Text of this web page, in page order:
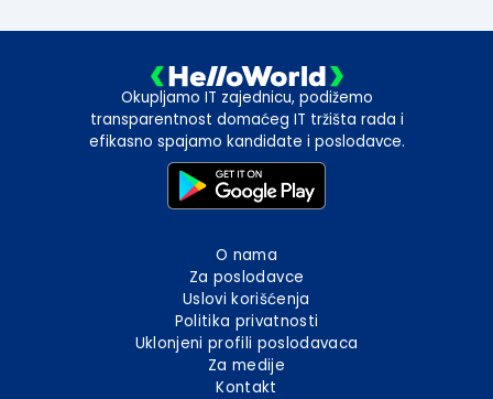
Okupljamo IT zajednicu, podižemo
transparentnost domaćeg IT tržišta rada i
efikasno spajamo kandidate i poslodavce.
O nama
Za poslodavce
Uslovi korišćenja
Politika privatnosti
Uklonjeni profili poslodavaca
Za medije
Kontakt